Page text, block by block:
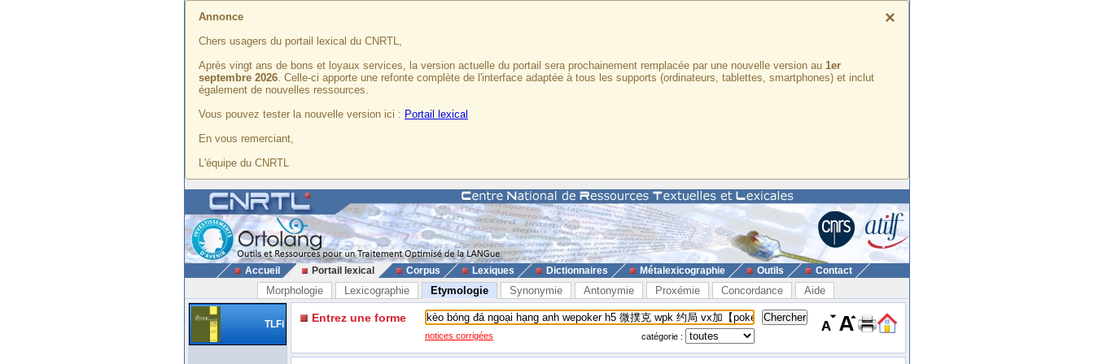
×
Annonce
Chers usagers du portail lexical du CNRTL,
Après vingt ans de bons et loyaux services, la version actuelle du portail sera prochainement remplacée par une nouvelle version au 1er
septembre 2026. Celle-ci apporte une refonte complète de l'interface adaptée à tous les supports (ordinateurs, tablettes, smartphones) et inclut
également de nouvelles ressources.
Vous pouvez tester la nouvelle version ici : Portail lexical
En vous remerciant,
L'équipe du CNRTL
Accueil Portail lexical Corpus Lexiques Dictionnaires Métalexicographie Outils Contact
Morphologie Lexicographie Etymologie Synonymie Antonymie Proxémie Concordance Aide
TLFi Entrez une forme
notices corrigées catégorie :